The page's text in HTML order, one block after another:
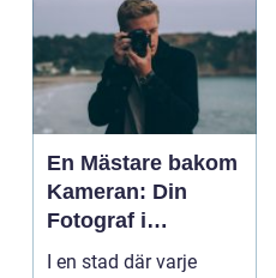
En Mästare bakom
Kameran: Din
Fotograf i
Stockholm
I en stad där varje